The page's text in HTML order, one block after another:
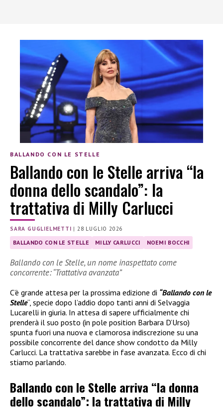
BALLANDO CON LE STELLE
Ballando con le Stelle arriva “la
donna dello scandalo”: la
trattativa di Milly Carlucci
SARA GUGLIELMETTI |28 LUGLIO 2026
BALLANDO CON LE STELLE MILLY CARLUCCI NOEMI BOCCHI
Ballando con le Stelle, un nome inaspettato come
concorrente: “Trattativa avanzata”
C’è grande attesa per la prossima edizione di “Ballando con le
Stelle“, specie dopo l’addio dopo tanti anni di Selvaggia
Lucarelli in giuria. In attesa di sapere ufficialmente chi
prenderà il suo posto (in pole position Barbara D’Urso)
spunta fuori una nuova e clamorosa indiscrezione su una
possibile concorrente del dance show condotto da Milly
Carlucci. La trattativa sarebbe in fase avanzata. Ecco di chi
stiamo parlando.
Ballando con le Stelle arriva “la donna
dello scandalo”: la trattativa di Milly